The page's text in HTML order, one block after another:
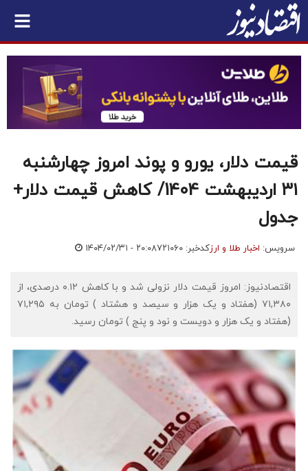
قیمت دلار، یورو و پوند امروز چهارشنبه
۳۱ اردیبهشت 1404/ کاهش قیمت دلار+
جدول
سرویس: اخبار طلا و ارزکدخبر: ۷۲۱۰۶۰ ۱۴۰۴/۰۲/۳۱ - ۲۰:۰۸
اقتصادنیوز: امروز قیمت دلار نزولی شد و با کاهش ۰.۱۲ درصدی، از
۷۱,۳۸۰ (هفتاد و یک هزار و سیصد و هشتاد ) تومان به ۷۱,۲۹۵
(هفتاد و یک هزار و دویست و نود و پنج ) تومان رسید.